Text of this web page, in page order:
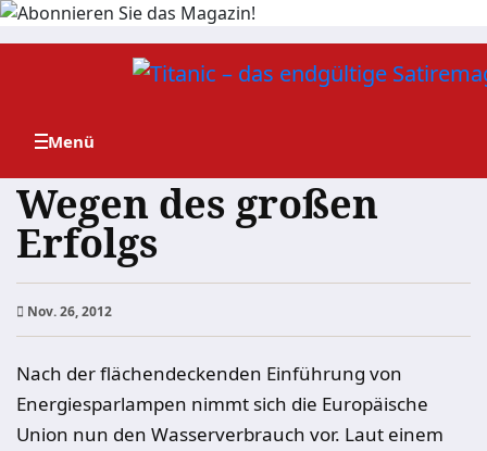
Zum
Wegen des großen
Erfolgs
Nov. 26, 2012
Nach der flächendeckenden Einführung von
Energiesparlampen nimmt sich die Europäische
Union nun den Wasserverbrauch vor. Laut einem